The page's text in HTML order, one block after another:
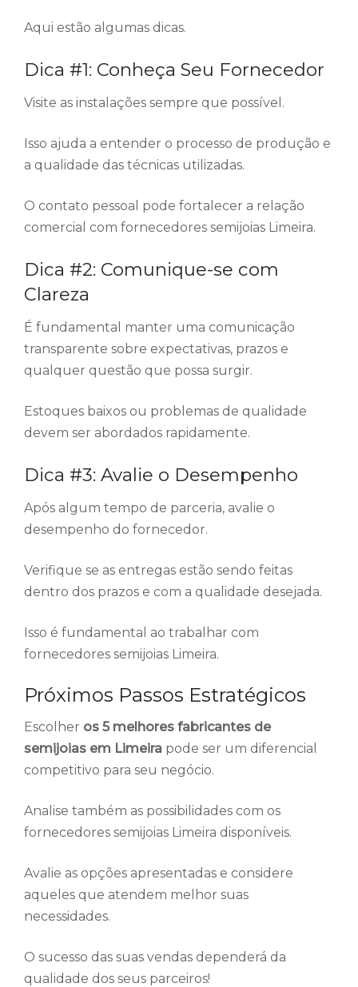
Aqui estão algumas dicas.
Dica #1: Conheça Seu Fornecedor
Visite as instalações sempre que possível.
Isso ajuda a entender o processo de produção e
a qualidade das técnicas utilizadas.
O contato pessoal pode fortalecer a relação
comercial com fornecedores semijoias Limeira.
Dica #2: Comunique-se com
Clareza
É fundamental manter uma comunicação
transparente sobre expectativas, prazos e
qualquer questão que possa surgir.
Estoques baixos ou problemas de qualidade
devem ser abordados rapidamente.
Dica #3: Avalie o Desempenho
Após algum tempo de parceria, avalie o
desempenho do fornecedor.
Verifique se as entregas estão sendo feitas
dentro dos prazos e com a qualidade desejada.
Isso é fundamental ao trabalhar com
fornecedores semijoias Limeira.
Próximos Passos Estratégicos
Escolher os 5 melhores fabricantes de
semijoias em Limeira pode ser um diferencial
competitivo para seu negócio.
Analise também as possibilidades com os
fornecedores semijoias Limeira disponíveis.
Avalie as opções apresentadas e considere
aqueles que atendem melhor suas
necessidades.
O sucesso das suas vendas dependerá da
qualidade dos seus parceiros!